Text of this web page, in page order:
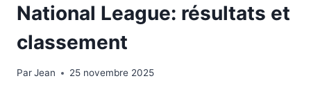
National League: résultats et
classement
ParJean
25 novembre 202525 novembre 2025